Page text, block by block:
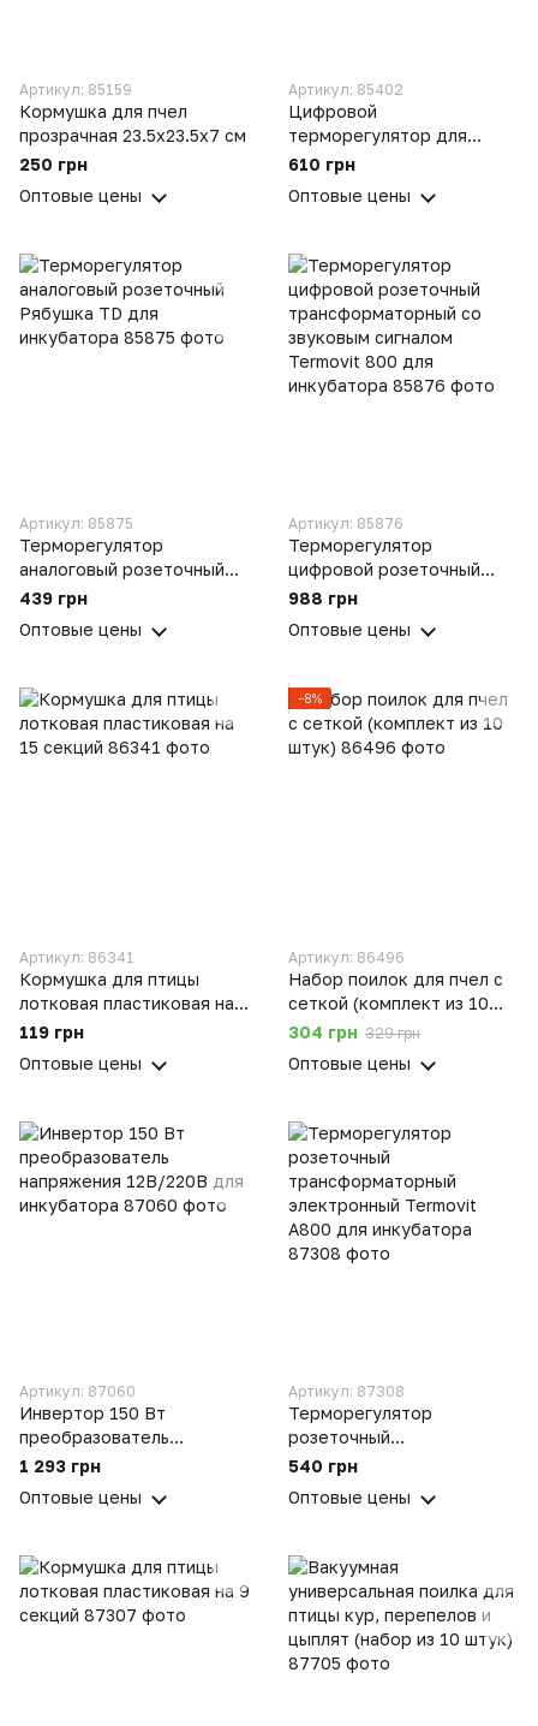
Артикул: 85159
Кормушка для пчел
прозрачная 23.5х23.5х7 см
250 грн
Оптовые цены
Артикул: 85402
Цифровой
терморегулятор для
инкубатора
защитой от перегрева
610 грн
Оптовые цены
Артикул: 85875
Терморегулятор
аналоговый розеточный
Рябушка TD для
439 грн
Оптовые цены
Артикул: 85876
Терморегулятор
цифровой розеточный
трансформаторный со
Termovit 800 для
988 грн
Оптовые цены
Артикул: 86341
Кормушка для птицы
лотковая пластиковая на
15 секций
119 грн
Оптовые цены
−8%
Артикул: 86496
Набор поилок для пчел с
сеткой (комплект из 10
штук)
304 грн 329 грн
Оптовые цены
Артикул: 87060
Инвертор 150 Вт
преобразователь
напряжения 12В/220В для
1 293 грн
Оптовые цены
Артикул: 87308
Терморегулятор
розеточный
трансформаторный
A800 для инкубатора
540 грн
Оптовые цены